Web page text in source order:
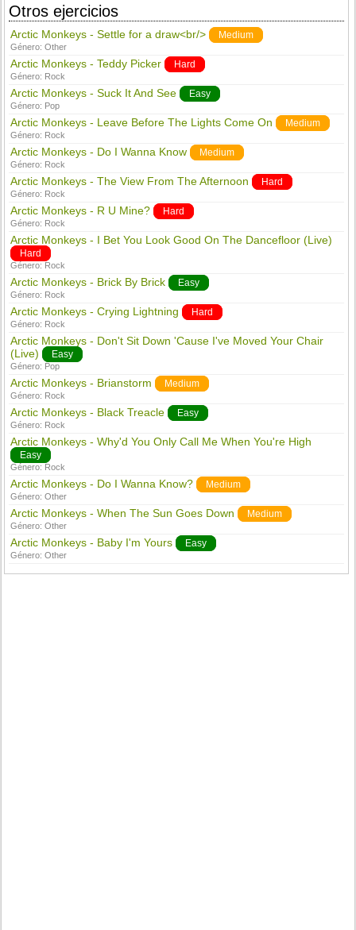
Otros ejercicios
Arctic Monkeys - Settle for a draw<br/> Medium
Género:Other
Arctic Monkeys - Teddy Picker Hard
Género: Rock
Arctic Monkeys - Suck It And See Easy
Género: Pop
Arctic Monkeys - Leave Before The Lights Come On Medium
Género: Rock
Arctic Monkeys - Do I Wanna Know Medium
Género: Rock
Arctic Monkeys - The View From The Afternoon Hard
Género: Rock
Arctic Monkeys - R U Mine? Hard
Género: Rock
Arctic Monkeys - I Bet You Look Good On The Dancefloor (Live)
Hard
Género: Rock
Arctic Monkeys - Brick By Brick Easy
Género: Rock
Arctic Monkeys - Crying Lightning Hard
Género: Rock
Arctic Monkeys - Don't Sit Down 'Cause I've Moved Your Chair
(Live)
Easy
Género: Pop
Arctic Monkeys - Brianstorm Medium
Género: Rock
Arctic Monkeys - Black Treacle Easy
Género: Rock
Arctic Monkeys - Why'd You Only Call Me When You're High
Easy
Género: Rock
Arctic Monkeys - Do I Wanna Know? Medium
Género:Other
Arctic Monkeys - When The Sun Goes Down Medium
Género:Other
Arctic Monkeys - Baby I'm Yours Easy
Género:Other